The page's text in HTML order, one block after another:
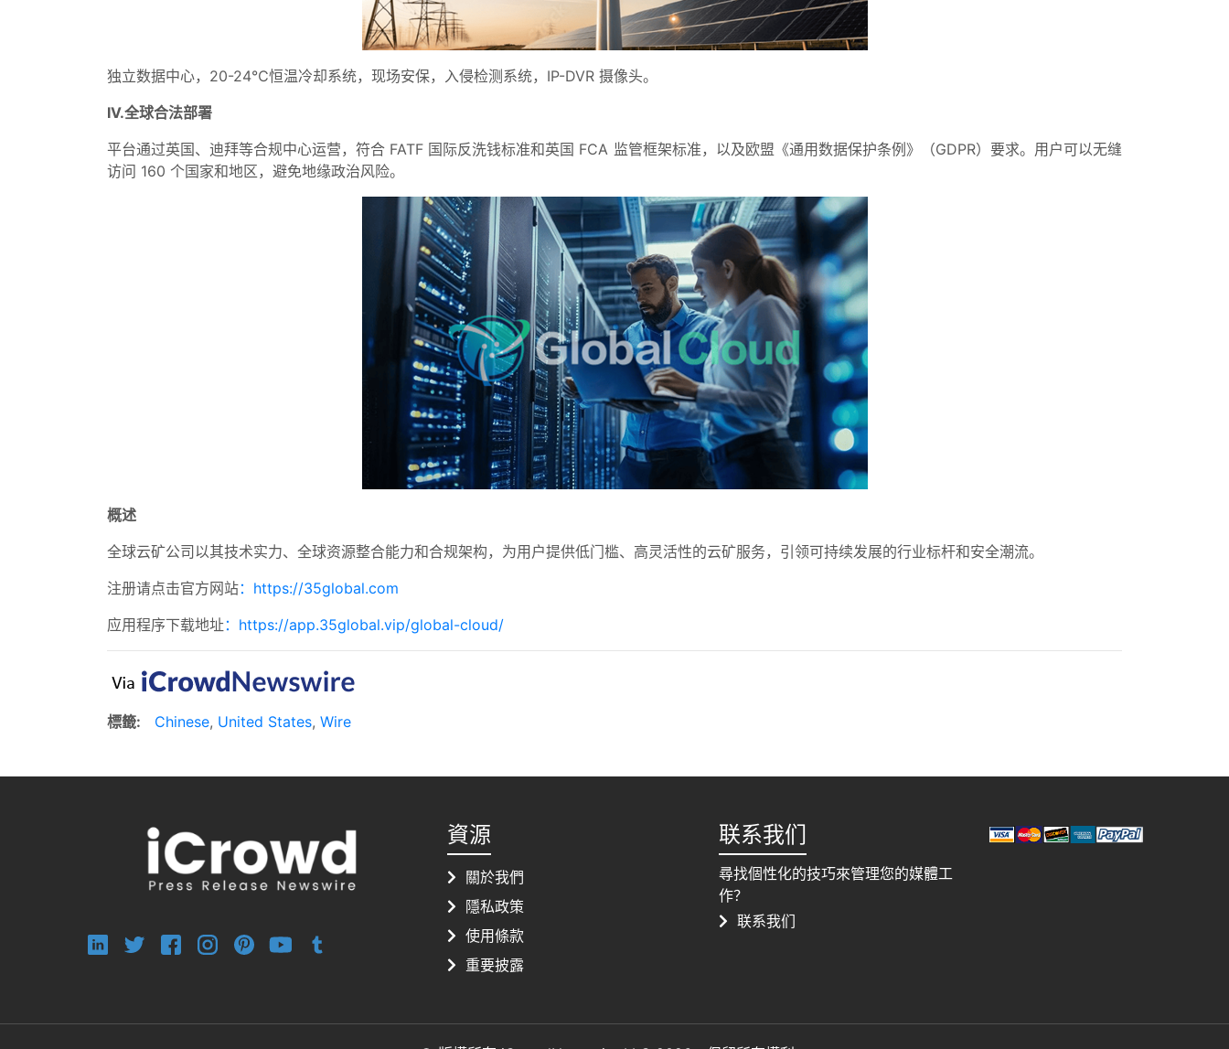
独立数据中心，20-24℃恒温冷却系统，现场安保，入侵检测系统，IP-DVR 摄像头。
IV.全球合法部署
平台通过英国、迪拜等合规中心运营，符合 FATF 国际反洗钱标准和英国 FCA 监管框架标准，以及欧盟《通用数据保护条例》（GDPR）要求。用户可以无缝
访问 160 个国家和地区，避免地缘政治风险。
概述
全球云矿公司以其技术实力、全球资源整合能力和合规架构，为用户提供低门槛、高灵活性的云矿服务，引领可持续发展的行业标杆和安全潮流。
注册请点击官方网站：https://35global.com
应用程序下载地址：https://app.35global.vip/global-cloud/
標籤: Chinese, United States, Wire
資源
關於我們
隱私政策
使用條款
重要披露
联系我们
尋找個性化的技巧來管理您的媒體工
作？
联系我们